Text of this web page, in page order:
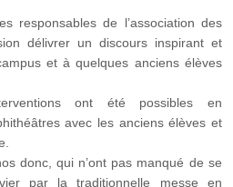
responsables de l’association des
délivrer un discours inspirant et
et à quelques anciens élèves
ont été possibles en
avec les anciens élèves et
donc, qui n’ont pas manqué de se
par la traditionnelle messe en